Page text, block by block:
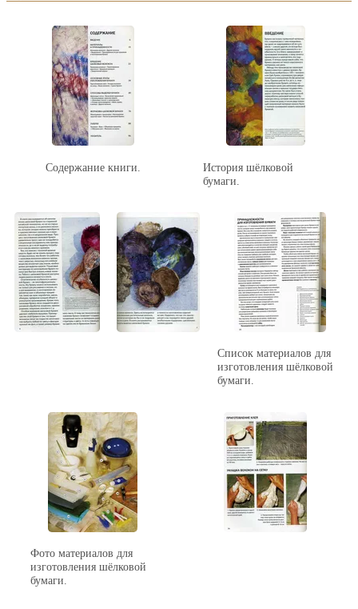
Содержание книги.
История шёлковой
бумаги.
Список материалов для
изготовления шёлковой
бумаги.
Фото материалов для
изготовления шёлковой
бумаги.